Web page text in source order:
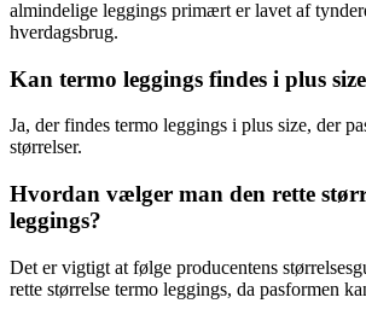
almindelige leggings primært er lavet af
hverdagsbrug.
Kan termo leggings findes i plus
Ja, der findes termo leggings i plus size, der
størrelser.
Hvordan vælger man den rette
leggings?
Det er vigtigt at følge producentens
rette størrelse termo leggings, da pasformen